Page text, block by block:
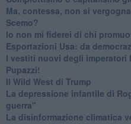
​Ma, contessa, non si
Scemo?
​Io non mi fiderei di chi
Esportazioni Usa: da
​I vestiti nuovi degli imperatori
​Pupazzi!
​Il Wild West di Trump
​La depressione infantile di
guerra"
​La disinformazione climatica